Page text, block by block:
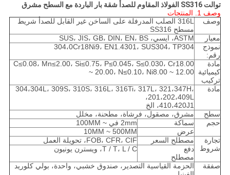
توالت SS316 الفولاذ المقاوم للصدأ شقة بار الباردة مع السطح مشرق
وصف 1. المنتجات
وصف
316L الصلب المدرفلة على الساخن غير القابل للصدأ شريط
مسطح SS316
معيار
ASTM، ايسي، SUS، JIS، GB، DIN، EN، BS
نموذج
رقم:
304،0Cr18Ni9، EN1.4301، SUS304، TP304
مادة
كيميائية
تركيب
C≤0.08، Mn≤2.00، Si≤0.75، P≤0.045، S≤0.030، Cr18.00
~ 20.00، N≤0.10، Ni8.00 ~ 12.00
مادة
304،304L، 309S، 310S، 316L، 316Ti، 317L، 321،347H،
201،202،409L،
410،420J1، الخ
سطح
مشرق، مصقول، فرشاة، مطحنة، مخلل
حجم
سماكة
2mm في ~ 100MM
عرض
10MM ~ 500MM
تجارة
شروط
مصطلح السعر
FOB، CFR، CIF، تحويلة العمل
دفع
مصطلح
T / T، L / C، ويسترن يونيون
صفقة
الحزمة القياسية التصدير، صندوق خشبي، واحدة، بولي كلوريد